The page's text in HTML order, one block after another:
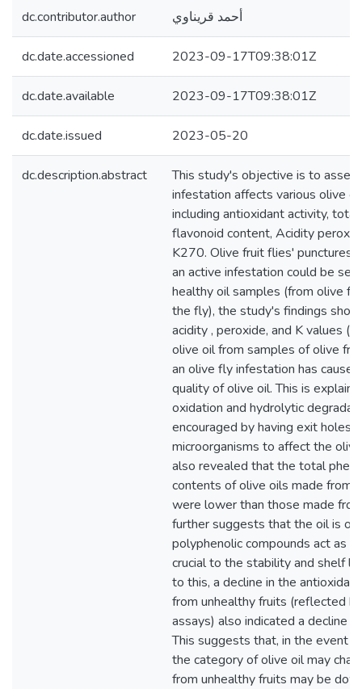
dc.contributor.author أحمد قريناوي
dc.date.accessioned 2023-09-17T09:38:01Z
dc.date.available 2023-09-17T09:38:01Z
dc.date.issued 2023-05-20
dc.description.abstract
This study's objective is to
infestation affects various olive
including antioxidant activity, total
flavonoid content, Acidity
K270. Olive fruit flies' punctures
an active infestation could be
healthy oil samples (from olive
the fly), the study's findings
acidity , peroxide, and K values
olive oil from samples of olive
an olive fly infestation has
quality of olive oil. This is
oxidation and hydrolytic
encouraged by having exit holes
microorganisms to affect the
also revealed that the total
contents of olive oils made from
were lower than those made
further suggests that the oil is of
polyphenolic compounds act as
crucial to the stability and shelf
to this, a decline in the
from unhealthy fruits (reflected
assays) also indicated a decline
This suggests that, in the event
the category of olive oil may
from unhealthy fruits may be